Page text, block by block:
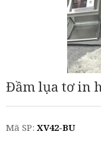
Đầm lụa tơ in
Mã SP: XV42-BU